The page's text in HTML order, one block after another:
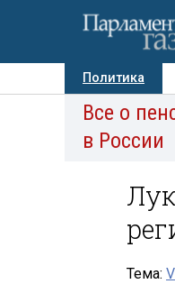
Политика
Авторы
Все о
в России
Тема: